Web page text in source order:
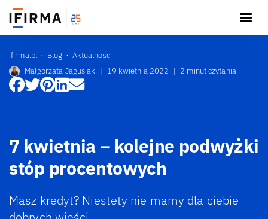
ifirma.pl Blog
Aktualności
Małgorzata Jagusiak | 19 kwietnia 2022 | 2 minut czytania
7 kwietnia – kolejne podwyżki
stóp procentowych
Masz kredyt? Niestety nie mamy dla ciebie